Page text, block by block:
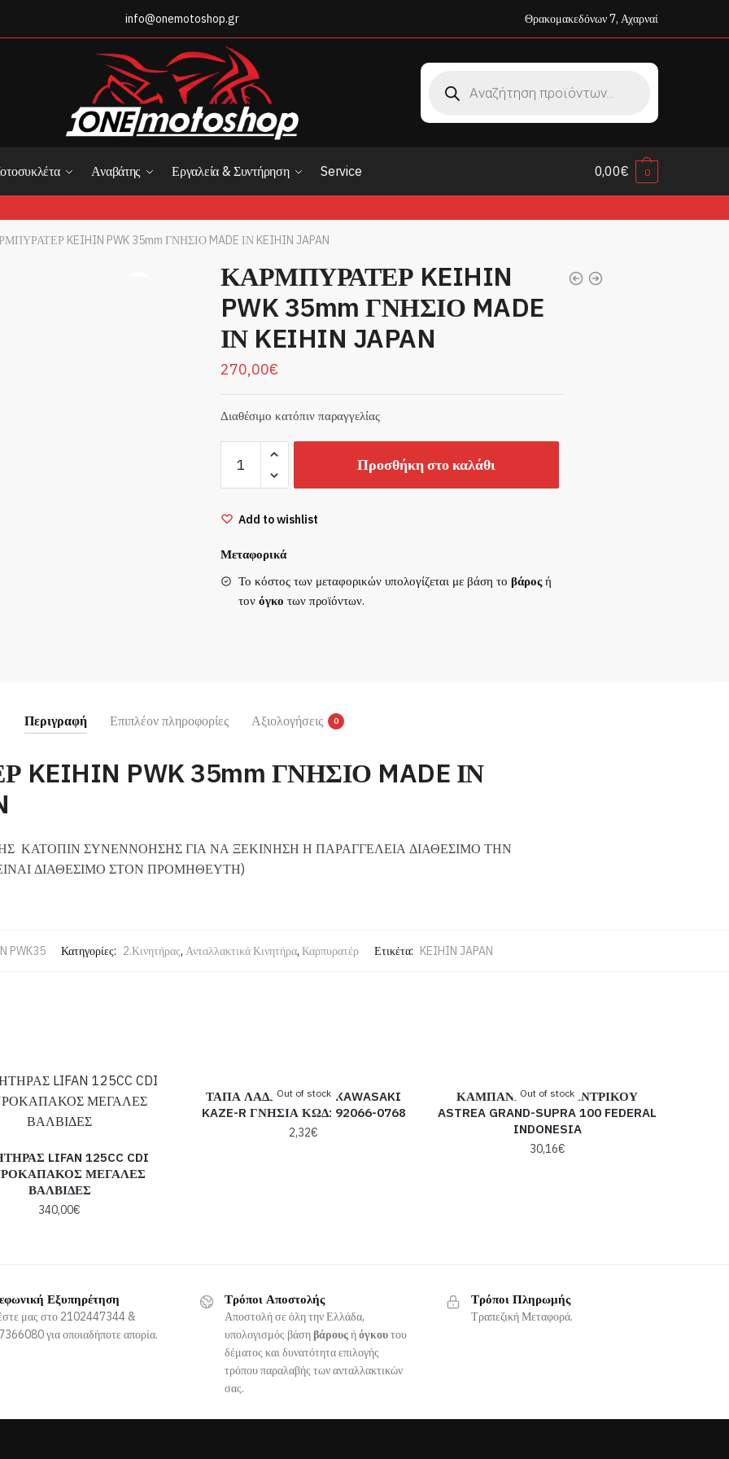
info@onemotoshop.gr Θρακομακεδόνων 7, Αχαρναί
search
Αναβάτης Εργαλεία & Συντήρηση Service 0,00€ 0
KEIHIN PWK 35mm ΓΝΗΣΙΟ MADE ΙΝ KEIHIN JAPAN
ΚΑΡΜΠΥΡΑΤΕΡ KEIHIN
PWK 35mm ΓΝΗΣΙΟ MADE
ΙΝ KEIHIN JAPAN
270,00€
Διαθέσιμο κατόπιν παραγγελίας
ΚΑΡΜΠΥΡΑΤΕΡ
KEIHIN
PWK
35mm
MADE
KEIHIN
Προσθήκη στο καλάθι
Add to wishlist
Μεταφορικά
Το κόστος των μεταφορικών υπολογίζεται με βάση το βάροςή
τον όγκο των προϊόντων.
Επίθετο*
Last
Περιγραφή Επιπλέον πληροφορίες Αξιολογήσεις 0
PWK 35mm ΓΝΗΣΙΟ MADE ΙΝ
ΚΑΤΟΠΙΝ ΣΥΝΕΝΝΟΗΣΗΣ ΓΙΑ ΝΑ ΞΕΚΙΝΗΣΗ Η ΠΑΡΑΓΓΕΛΕΙΑ ΔΙΑΘΕΣΙΜΟ ΤΗΝ
ΔΙΑΘΕΣΙΜΟ ΣΤΟΝ ΠΡΟΜΗΘΕΥΤΗ)
PWK35 Κατηγορίες: 2.Κινητήρας, Ανταλλακτικά Κινητήρα, Καρπυρατέρ Ετικέτα: KEIHIN JAPAN
LIFAN 125CC CDI
ΜΕΓΑΛΕΣ
ΒΑΛΒΙΔΕΣ
340,00€
Out of stock
ΤΑΠΑ ΛΑΔΙΟΥ ΚΑΤΩ KAWASAKI
KAZE-R ΓΝΗΣΙΑ ΚΩΔ: 92066-0768
2,32€
Out of stock
ΚΑΜΠΑΝΑ ΦΥΓΟΚΕΝΤΡΙΚΟΥ
ASTREA GRAND-SUPRA 100 FEDERAL
INDONESIA
30,16€
Εξυπηρέτηση
μας στο 2102447344 &
για οποιαδήποτε απορία.
Τρόποι Αποστολής
Αποστολή σε όλη την Ελλάδα,
υπολογισμός βάσηβάρουςήόγκουτου
δέματος και δυνατότητα επιλογής
τρόπου παραλαβής των ανταλλακτικών
σας.
Τρόποι Πληρωμής
Τραπεζική Μεταφορά.